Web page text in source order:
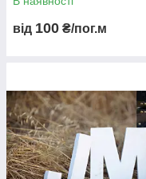
від 100 ₴/пог.м